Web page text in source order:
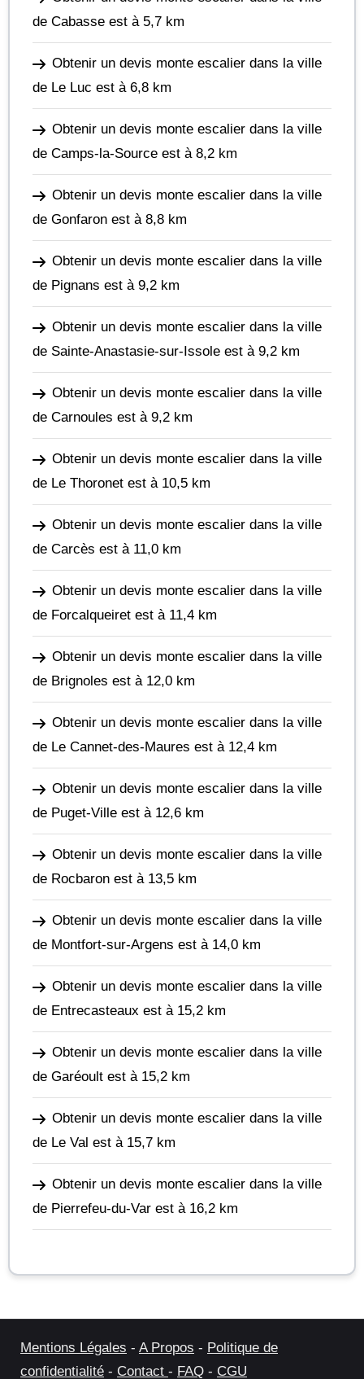
de Cabasse est à 5,7 km
Obtenir un devis monte escalier dans la ville
de Le Luc est à 6,8 km
Obtenir un devis monte escalier dans la ville
de Camps-la-Source est à 8,2 km
Obtenir un devis monte escalier dans la ville
de Gonfaron est à 8,8 km
Obtenir un devis monte escalier dans la ville
de Pignans est à 9,2 km
Obtenir un devis monte escalier dans la ville
de Sainte-Anastasie-sur-Issole est à 9,2 km
Obtenir un devis monte escalier dans la ville
de Carnoules est à 9,2 km
Obtenir un devis monte escalier dans la ville
de Le Thoronet est à 10,5 km
Obtenir un devis monte escalier dans la ville
de Carcès est à 11,0 km
Obtenir un devis monte escalier dans la ville
de Forcalqueiret est à 11,4 km
Obtenir un devis monte escalier dans la ville
de Brignoles est à 12,0 km
Obtenir un devis monte escalier dans la ville
de Le Cannet-des-Maures est à 12,4 km
Obtenir un devis monte escalier dans la ville
de Puget-Ville est à 12,6 km
Obtenir un devis monte escalier dans la ville
de Rocbaron est à 13,5 km
Obtenir un devis monte escalier dans la ville
de Montfort-sur-Argens est à 14,0 km
Obtenir un devis monte escalier dans la ville
de Entrecasteaux est à 15,2 km
Obtenir un devis monte escalier dans la ville
de Garéoult est à 15,2 km
Obtenir un devis monte escalier dans la ville
de Le Val est à 15,7 km
Obtenir un devis monte escalier dans la ville
de Pierrefeu-du-Var est à 16,2 km
Mentions Légales - A Propos - Politique de
confidentialité - Contact - FAQ - CGU